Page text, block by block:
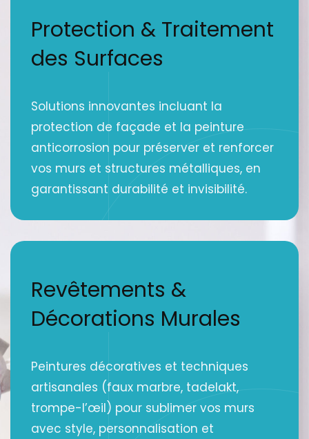
Protection & Traitement
des Surfaces
Solutions innovantes incluant la
protection de façade et la peinture
anticorrosion pour préserver et renforcer
vos murs et structures métalliques, en
garantissant durabilité et invisibilité.
Revêtements &
Décorations Murales
Peintures décoratives et techniques
artisanales (faux marbre, tadelakt,
trompe-l’œil) pour sublimer vos murs
avec style, personnalisation et